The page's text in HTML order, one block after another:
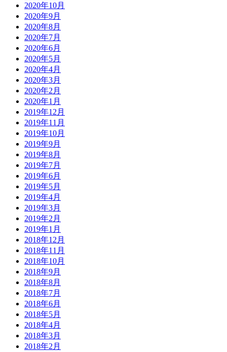
2020年10月
2020年9月
2020年8月
2020年7月
2020年6月
2020年5月
2020年4月
2020年3月
2020年2月
2020年1月
2019年12月
2019年11月
2019年10月
2019年9月
2019年8月
2019年7月
2019年6月
2019年5月
2019年4月
2019年3月
2019年2月
2019年1月
2018年12月
2018年11月
2018年10月
2018年9月
2018年8月
2018年7月
2018年6月
2018年5月
2018年4月
2018年3月
2018年2月